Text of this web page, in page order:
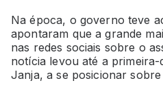
Na época, o governo teve
apontaram que a grande
nas redes sociais sobre o
notícia levou até a primeira-
Janja, a se posicionar sobre